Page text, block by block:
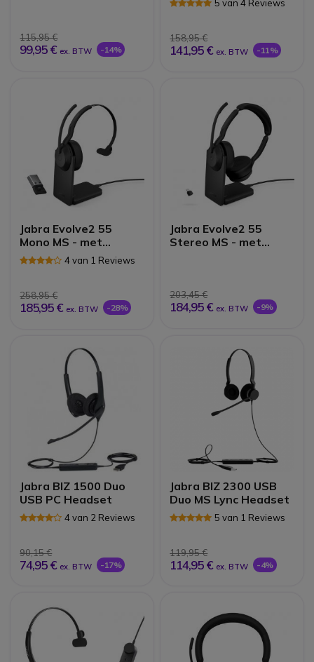
115,95 €
99,95 € ex. BTW -14%
5 van 4 Reviews
158,95 €
141,95 € ex. BTW -11%
Jabra Evolve2 55
Mono MS - met
Link380 USB-A
Dongle +
4 van 1 Reviews
258,95 €
185,95 € ex. BTW -28%
Jabra Evolve2 55
Stereo MS - met
203,45 €
184,95 € ex. BTW -9%
Jabra BIZ 1500 Duo
USB PC Headset
4 van 2 Reviews
90,15 €
74,95 € ex. BTW -17%
Jabra BIZ 2300 USB
Duo MS Lync Headset
5 van 1 Reviews
119,95 €
114,95 € ex. BTW -4%